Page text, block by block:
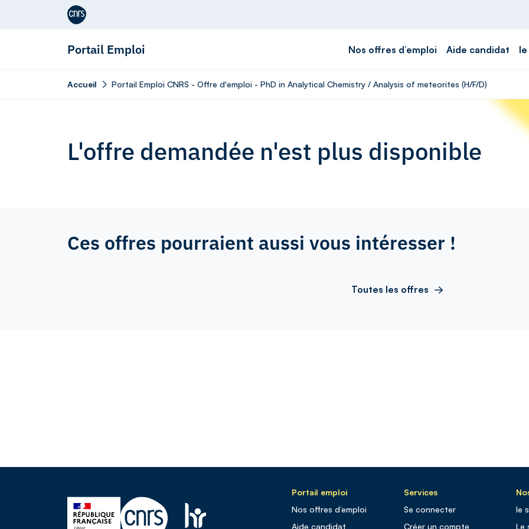
Aller au contenu
Portail Emploi Nos offres d’emploi Aide candidat
Accueil Portail Emploi CNRS - Offre d'emploi - PhD in Analytical Chemistry / Analysis of meteorites (H/F/D)
L'offre demandée n'est plus disponible
Ces offres pourraient aussi vous intéresser !
Toutes les offres
Portail emploi
Nos offres d’emploi
Aide candidat
Services
Se connecter
Créer un compte
le
Le